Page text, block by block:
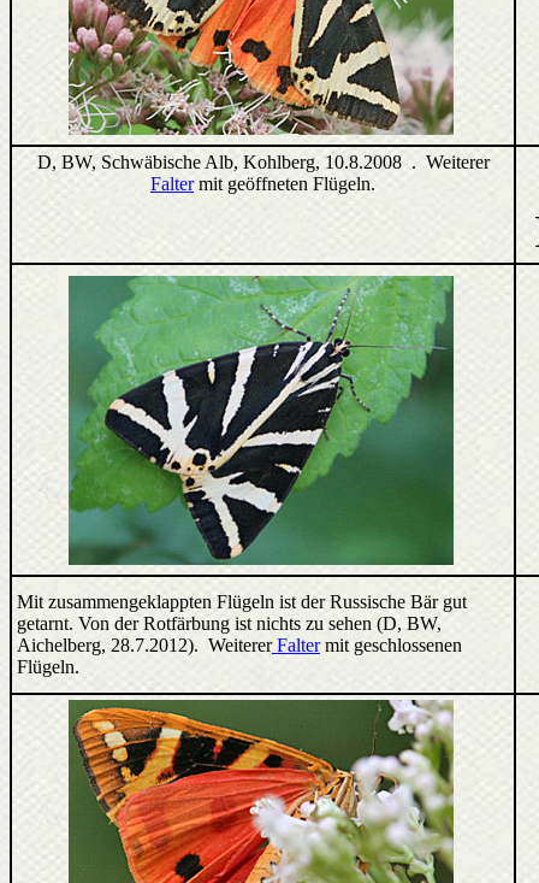
D, BW, Schwäbische Alb, Kohlberg, 10.8.2008 . Weiterer
Faltermit geöffneten Flügeln.
Mit zusammengeklappten Flügeln ist der Russische Bär gut
getarnt. Von der Rotfärbung ist nichts zu sehen (D, BW,
Aichelberg, 28.7.2012). WeitererFaltermit geschlossenen
Flügeln.